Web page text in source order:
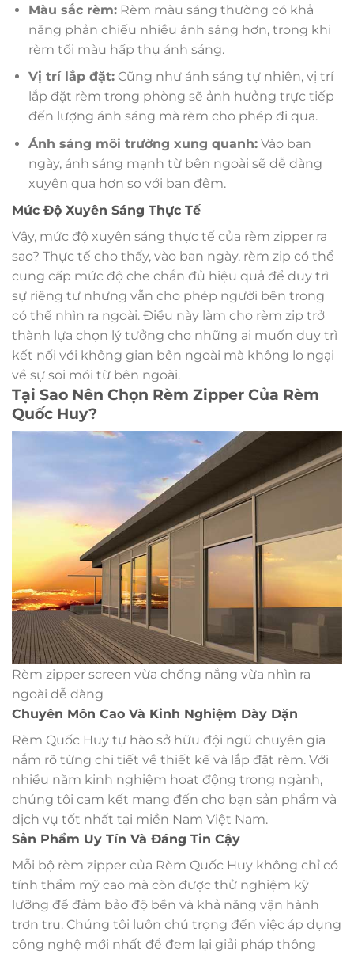
Màu sắc rèm:Rèm màu sáng thường có khả
năng phản chiếu nhiều ánh sáng hơn, trong khi
rèm tối màu hấp thụ ánh sáng.
Vị trí lắp đặt:Cũng như ánh sáng tự nhiên, vị trí
lắp đặt rèm trong phòng sẽ ảnh hưởng trực tiếp
đến lượng ánh sáng mà rèm cho phép đi qua.
Ánh sáng môi trường xung quanh:Vào ban
ngày, ánh sáng mạnh từ bên ngoài sẽ dễ dàng
xuyên qua hơn so với ban đêm.
Mức Độ Xuyên Sáng Thực Tế
Vậy, mức độ xuyên sáng thực tế của rèm zipper ra
sao? Thực tế cho thấy, vào ban ngày, rèm zip có thể
cung cấp mức độ che chắn đủ hiệu quả để duy trì
sự riêng tư nhưng vẫn cho phép người bên trong
có thể nhìn ra ngoài. Điều này làm cho rèm zip trở
thành lựa chọn lý tưởng cho những ai muốn duy trì
kết nối với không gian bên ngoài mà không lo ngại
về sự soi mói từ bên ngoài.
Tại Sao Nên Chọn Rèm Zipper Của Rèm
Quốc Huy?
Rèm zipper screen vừa chống nắng vừa nhìn ra
ngoài dễ dàng
Chuyên Môn Cao Và Kinh Nghiệm Dày Dặn
Rèm Quốc Huy tự hào sở hữu đội ngũ chuyên gia
nắm rõ từng chi tiết về thiết kế và lắp đặt rèm. Với
nhiều năm kinh nghiệm hoạt động trong ngành,
chúng tôi cam kết mang đến cho bạn sản phẩm và
dịch vụ tốt nhất tại miền Nam Việt Nam.
Sản Phẩm Uy Tín Và Đáng Tin Cậy
Mỗi bộ rèm zipper của Rèm Quốc Huy không chỉ có
tính thẩm mỹ cao mà còn được thử nghiệm kỹ
lưỡng để đảm bảo độ bền và khả năng vận hành
trơn tru. Chúng tôi luôn chú trọng đến việc áp dụng
công nghệ mới nhất để đem lại giải pháp thông